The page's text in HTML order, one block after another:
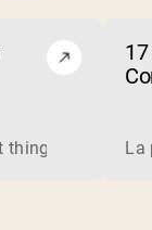
thing you can La